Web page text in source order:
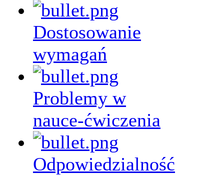
Dostosowanie
wymagań
Problemy w
nauce-ćwiczenia
Odpowiedzialność